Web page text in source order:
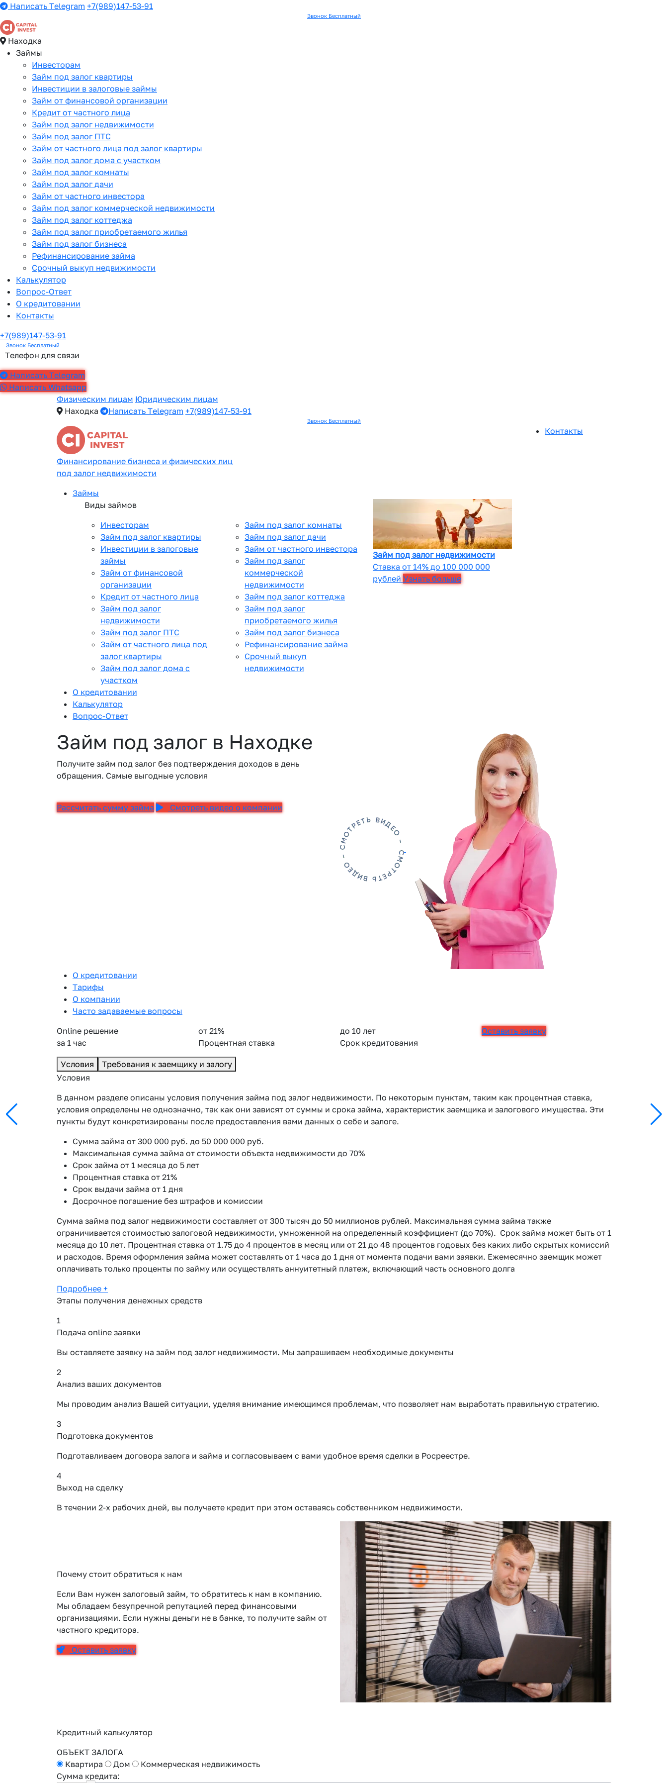
Написать Telegram +7(989)147-53-91
Звонок Бесплатный
Находка
Займы
Инвесторам
Займ под залог квартиры
Инвестиции в залоговые займы
Займ от финансовой организации
Кредит от частного лица
Займ под залог недвижимости
Займ под залог ПТС
Займ от частного лица под залог квартиры
Займ под залог дома с участком
Займ под залог комнаты
Займ под залог дачи
Займ от частного инвестора
Займ под залог коммерческой недвижимости
Займ под залог коттеджа
Займ под залог приобретаемого жилья
Займ под залог бизнеса
Рефинансирование займа
Срочный выкуп недвижимости
Калькулятор
Вопрос-Ответ
О кредитовании
Контакты
+7(989)147-53-91
Звонок Бесплатный
Телефон для связи
Написать Telegram
Написать Whatsapp
Физическим лицам Юридическим лицам
Находка
Написать Telegram +7(989)147-53-91
Звонок Бесплатный
Финансирование бизнеса и физических лиц
под залог недвижимости
Займы
Виды займов
Инвесторам
Займ под залог квартиры
Инвестиции в залоговые
займы
Займ от финансовой
организации
Кредит от частного лица
Займ под залог
недвижимости
Займ под залог ПТС
Займ от частного лица под
залог квартиры
Займ под залог дома с
участком
Займ под залог комнаты
Займ под залог дачи
Займ от частного инвестора
Займ под залог
коммерческой
недвижимости
Займ под залог коттеджа
Займ под залог
приобретаемого жилья
Займ под залог бизнеса
Рефинансирование займа
Срочный выкуп
недвижимости
Займ под залог недвижимости
Ставка от 14% до 100 000 000
рублей Узнать больше
О кредитовании
Калькулятор
Вопрос-Ответ
Контакты
Займ под залог в Находке
Получите займ под залог без подтверждения доходов в день
обращения. Самые выгодные условия
Рассчитать сумму займа Смотреть видео о компании
О кредитовании
Тарифы
О компании
Часто задаваемые вопросы
Online решение
за 1 час
от 21%
Процентная ставка
до 10 лет
Срок кредитования
Оставить заявку
Условия
Требования к заемщику и залогу
Условия
В данном разделе описаны условия получения займа под залог недвижимости. По некоторым пунктам, таким как процентная ставка,
условия определены не однозначно, так как они зависят от суммы и срока займа, характеристик заемщика и залогового имущества. Эти
пункты будут конкретизированы после предоставления вами данных о себе и залоге.
Сумма займа от 300 000 руб. до 50 000 000 руб.
Максимальная сумма займа от стоимости объекта недвижимости до 70%
Срок займа от 1 месяца до 5 лет
Процентная ставка от 21%
Срок выдачи займа от 1 дня
Досрочное погашение без штрафов и комиссии
Сумма займа под залог недвижимости составляет от 300 тысяч до 50 миллионов рублей. Максимальная сумма займа также
ограничивается стоимостью залоговой недвижимости, умноженной на определенный коэффициент (до 70%). Срок займа может быть от 1
месяца до 10 лет. Процентная ставка от 1.75 до 4 процентов в месяц или от 21 до 48 процентов годовых без каких либо скрытых комиссий
и расходов. Время оформления займа может составлять от 1 часа до 1 дня от момента подачи вами заявки. Ежемесячно заемщик может
оплачивать только проценты по займу или осуществлять аннуитетный платеж, включающий часть основного долга
Подробнее +
Этапы получения денежных средств
1
Подача online заявки
Вы оставляете заявку на займ под залог недвижимости. Мы запрашиваем необходимые документы
2
Анализ ваших документов
Мы проводим анализ Вашей ситуации, уделяя внимание имеющимся проблемам, что позволяет нам выработать правильную стратегию.
3
Подготовка документов
Подготавливаем договора залога и займа и согласовываем с вами удобное время сделки в Росреестре.
4
Выход на сделку
В течении 2-х рабочих дней, вы получаете кредит при этом оставаясь собственником недвижимости.
Почему стоит обратиться к нам
Если Вам нужен залоговый займ, то обратитесь к нам в компанию.
Мы обладаем безупречной репутацией перед финансовыми
организациями. Если нужны деньги не в банке, то получите займ от
частного кредитора.
Оставить заявку
Кредитный калькулятор
ОБЪЕКТ ЗАЛОГА
Квартира
Дом
Коммерческая недвижимость
Сумма кредита: